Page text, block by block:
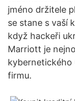
jméno držitele
se stane s vaší
když hackeři
Marriott je
kybernetického
firmu.